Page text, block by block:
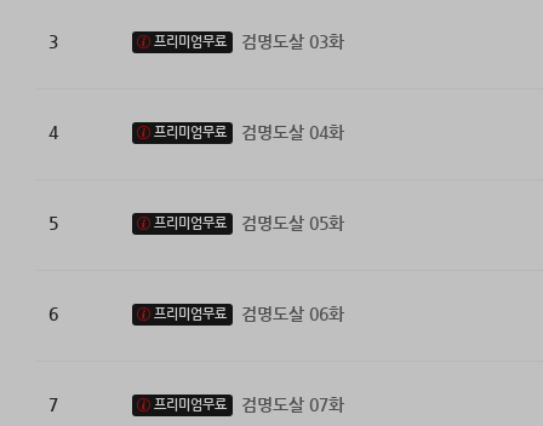
3 프리미엄무료 검명도살 03화
4 프리미엄무료 검명도살 04화
5 프리미엄무료 검명도살 05화
6 프리미엄무료 검명도살 06화
7 프리미엄무료 검명도살 07화